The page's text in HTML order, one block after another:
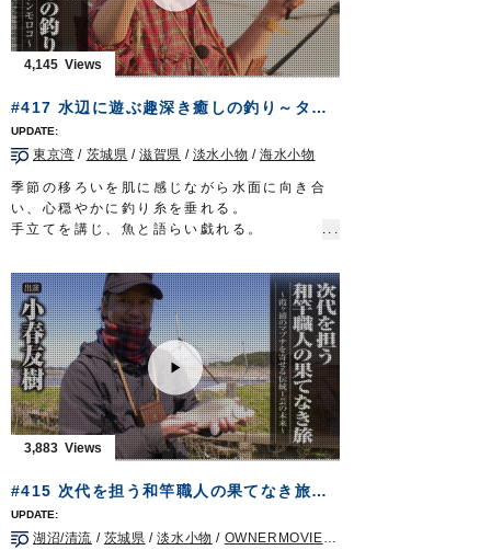
行釣行。
丁寧な解説をいただきながらの動画は、繊細
かつ小気味良いハゼならではの釣趣を魅せて
くれる内容となっています。
上州屋新仙台泉店様
上州屋仙台宮城野店様
■使用アイテム
お手軽城 キス・ハゼ
OWNERMOVIE
http://ownertv.jp/
オーナーばりwebsite
http://www.owner.co.jp
4,145
#417 水辺に遊ぶ趣深き癒しの釣り～タナゴ・マハゼ・ホンモロコ～
東京湾 / 茨城県 /滋賀県 / 淡水小物 /海水小物
季節の移ろいを肌に感じながら水面に向き合
い、心穏やかに釣り糸を垂れる。
手立てを講じ、魚と語らい戯れる。
する太公望に…
今一度、伝統に彩られた風情溢れる癒しの釣
りをお届けする。
タックル（タナゴ）
竿：タナゴ竿 8寸節 10本継（4本継で使用）
道糸：ナイロン 1.25号
ハリス：たなごハリス 紅葉
目印：たなご小丸目印
ハリ：魅玄タナゴ／三腰（鈎先加工）
タックル（干潟マハゼ）
道糸：1～1.2号
ハリス：フロロ 0.6号?0.8号
オモリ：遊動 1.5号
3,883
#415 次代を担う和竿職人の果てなき旅～霞ヶ浦のマブナを寄せる伝統工芸の未来～
湖沼/清流 / 茨城県 /淡水小物 / OWNERMOVIE（夢釣行）